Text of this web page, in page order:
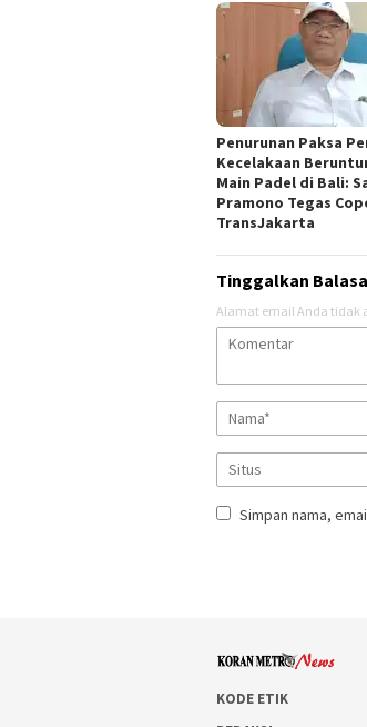
Penurunan Paksa
Kecelakaan
Main Padel di Bali:
Pramono Tegas
TransJakarta
Tinggalkan
Alamat email Anda tidak
Simpan nama,
KODE ETIK